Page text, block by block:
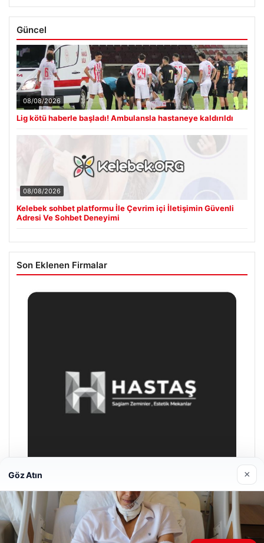
Güncel
08/08/2026
Lig kötü haberle başladı! Ambulansla hastaneye kaldırıldı
08/08/2026
Kelebek sohbet platformu İle Çevrim içi İletişimin Güvenli
Adresi Ve Sohbet Deneyimi
Son Eklenen Firmalar
Hastaş Beton
26/05/2026
Göz Atın ×